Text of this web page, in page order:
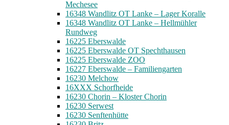
Mechesee
16348 Wandlitz OT Lanke – Lager Koralle
16348 Wandlitz OT Lanke – Hellmühler
Rundweg
16225 Eberswalde
16225 Eberswalde OT Spechthausen
16225 Eberswalde ZOO
16227 Eberswalde – Familiengarten
16230 Melchow
16XXX Schorfheide
16230 Chorin – Kloster Chorin
16230 Serwest
16230 Senftenhütte